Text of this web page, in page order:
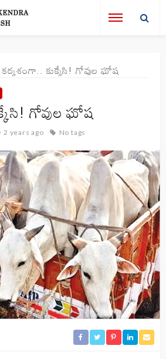
కర్కశంగా.. కుక్కేసి! గోవుల ఘోష
గోవుల ఘోష
2 years ago No tags